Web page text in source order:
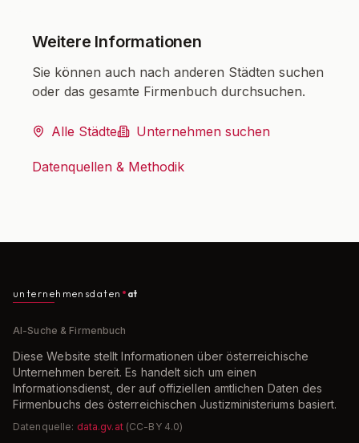
Weitere Informationen
Sie können auch nach anderen Städten suchen
oder das gesamte Firmenbuch durchsuchen.
Alle Städte Unternehmen suchen
Datenquellen & Methodik
unternehmensdaten at
AI-Suche & Firmenbuch
Diese Website stellt Informationen über österreichische
Unternehmen bereit. Es handelt sich um einen
Informationsdienst, der auf offiziellen amtlichen Daten des
Firmenbuchs des österreichischen Justizministeriums basiert.
Datenquelle: data.gv.at (CC-BY 4.0)